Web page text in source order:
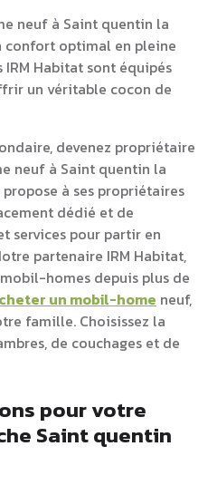
neuf à Saint quentin la
confort optimal en pleine
Habitat sont équipés
un véritable cocon de
devenez propriétaire
neuf à Saint quentin la
à ses propriétaires
dédié et de
services pour partir en
partenaire IRM Habitat,
homes depuis plus de
un mobil-home neuf,
famille. Choisissez la
de couchages et de
pour votre
Saint quentin